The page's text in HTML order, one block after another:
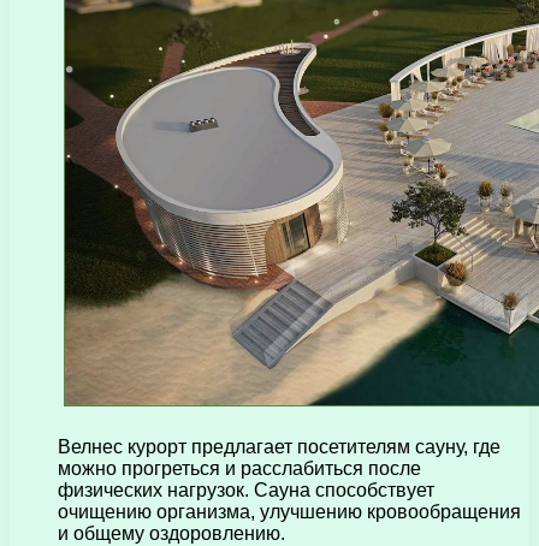
Велнес курорт предлагает посетителям сауну, где
можно прогреться и расслабиться после
физических нагрузок. Сауна способствует
очищению организма, улучшению кровообращения
и общему оздоровлению.